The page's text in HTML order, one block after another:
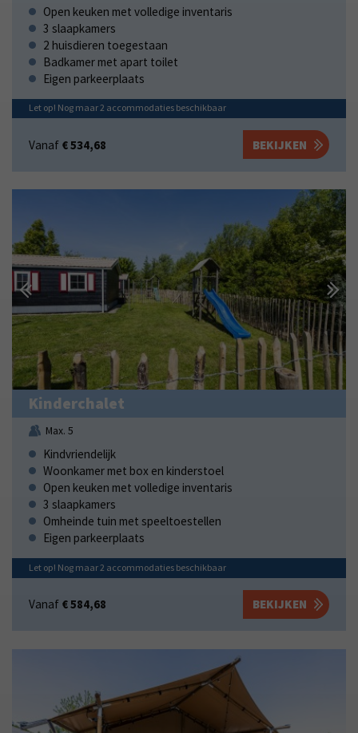
Open keuken met volledige inventaris
3 slaapkamers
2 huisdieren toegestaan
Badkamer met apart toilet
Eigen parkeerplaats
Let op! Nog maar2 accommodaties beschikbaar
Vanaf € 534,68 BEKIJKEN
Kinderchalet
Max. 5
Kindvriendelijk
Woonkamer met box en kinderstoel
Open keuken met volledige inventaris
3 slaapkamers
Omheinde tuin met speeltoestellen
Eigen parkeerplaats
Let op! Nog maar2 accommodaties beschikbaar
Vanaf € 584,68 BEKIJKEN